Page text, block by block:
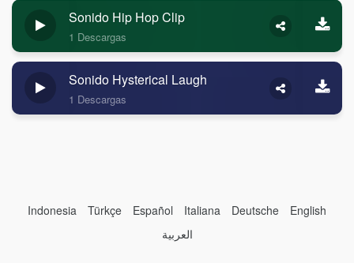
Sonido Hip Hop Clip
1 Descargas
Sonido Hysterical Laugh
1 Descargas
Indonesia Türkçe Español Italiana Deutsche
English
العربية